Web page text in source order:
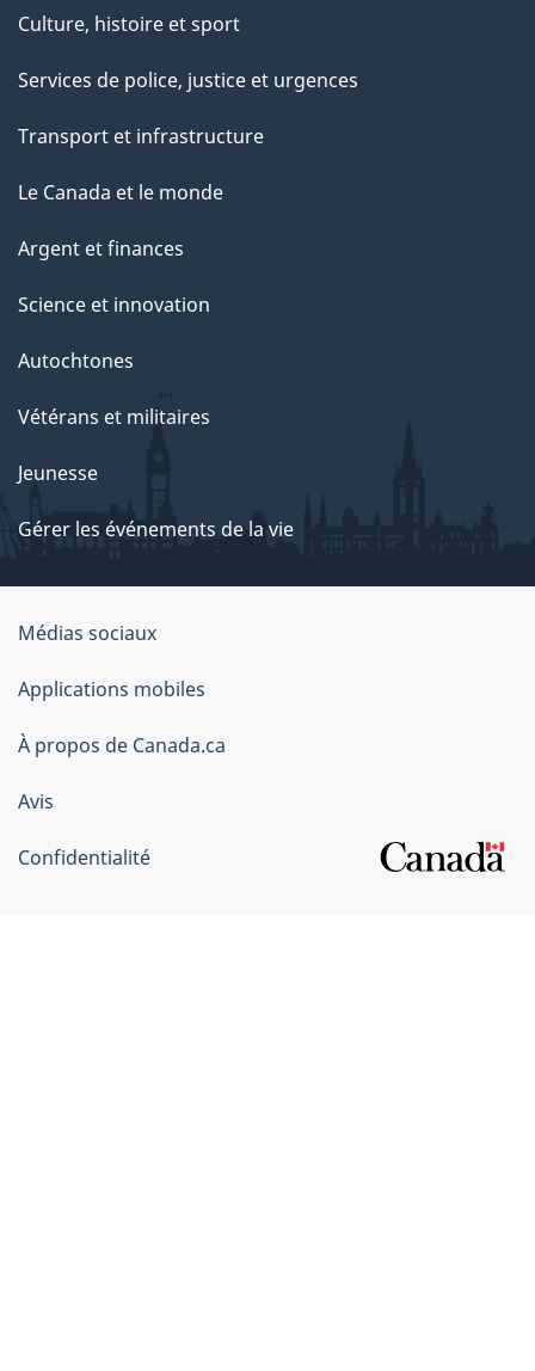
e
a
g
Culture, histoire et sport
Services de police, justice et urgences
Transport et infrastructure
Le Canada et le monde
Argent et finances
Science et innovation
Autochtones
Vétérans et militaires
Jeunesse
Gérer les événements de la vie
Organisation
du
gouvernement
du
Canada
Médias sociaux
Applications mobiles
À propos de Canada.ca
Avis
Confidentialité